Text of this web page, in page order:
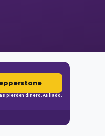
pierden dinero. Afiliado.